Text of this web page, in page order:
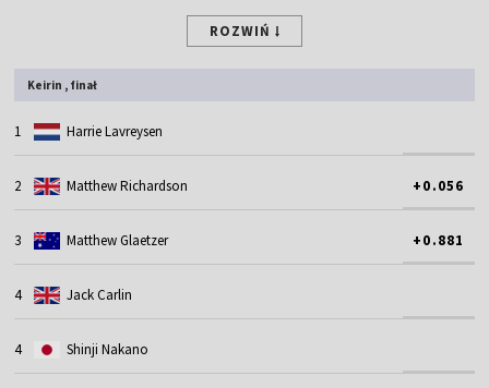
ROZWIŃ
Keirin , finał
1 Harrie Lavreysen
2 Matthew Richardson +0.056
3 Matthew Glaetzer +0.881
4 Jack Carlin
4 Shinji Nakano